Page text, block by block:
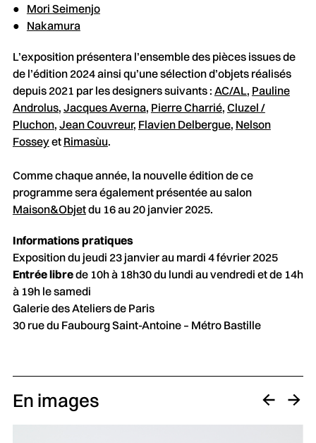
Mori Seimenjo
Nakamura
L’exposition présentera l’ensemble des pièces issues de
de l’édition 2024 ainsi qu’une sélection d’objets réalisés
depuis 2021 par les designers suivants : AC/AL, Pauline
Androlus, Jacques Averna, Pierre Charrié, Cluzel /
Pluchon, Jean Couvreur, Flavien Delbergue, Nelson
Fosseyet Rimasùu.
Comme chaque année, la nouvelle édition de ce
programme sera également présentée au salon
Maison&Objetdu 16 au 20 janvier 2025.
Informations pratiques
Exposition du jeudi 23 janvier au mardi 4 février 2025
Entrée librede 10h à 18h30 du lundi au vendredi et de 14h
à 19h le samedi
Galerie des Ateliers de Paris
30 rue du Faubourg Saint-Antoine – Métro Bastille
En images